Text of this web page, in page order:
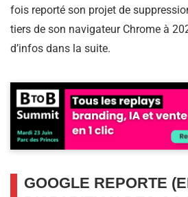
fois reporté son projet de
tiers de son navigateur Chrome à
d’infos dans la suite.
GOOGLE REPORTE